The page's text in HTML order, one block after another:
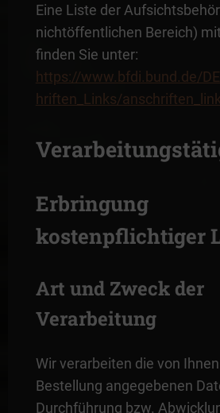
Eine Liste der
nichtöffentlichen Bereich)
finden Sie unter:
https://www.bfdi.bund.de/
hriften_Links/
Erbringung
kostenpflichtiger
Art und Zweck der
Verarbeitung
Wir verarbeiten die von
Bestellung angegebenen
Durchführung bzw.